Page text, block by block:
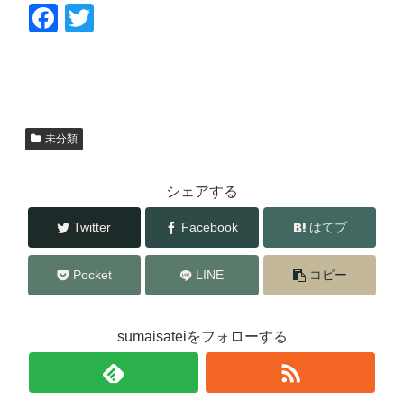
F
b
k
未分類
シェアする
Twitter Facebook はてブ
Pocket LINE コピー
sumaisateiをフォローする